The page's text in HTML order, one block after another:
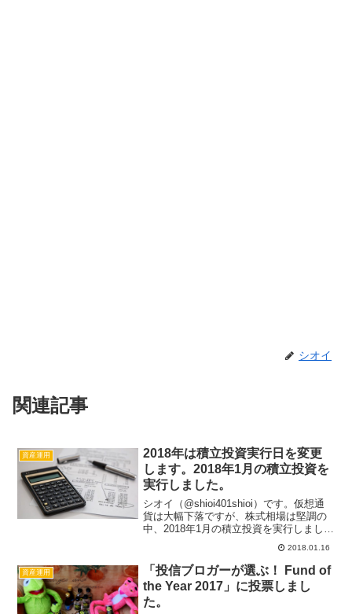
シオイ
関連記事
資産運用
2018年は積立投資実行日を変更
します。2018年1月の積立投資を
実行しました。
シオイ（@shioi401shioi）です。仮想通
貨は大幅下落ですが、株式相場は堅調の
中、2018年1月の積立投資を実行しまし
た。積立商品は下記5本です。・楽天・全
世界株式インデックスファンド （信託報
酬：0.2396％ 実質コスト：未詳）...
2018.01.16
資産運用
「投信ブロガーが選ぶ！ Fund of
the Year 2017」に投票しまし
た。